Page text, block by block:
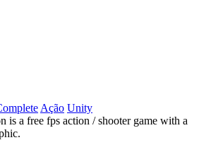
Ação Unity
is a free fps action / shooter game with a